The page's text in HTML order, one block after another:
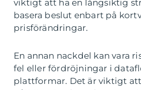
viktigt att ha en långsiktig
basera beslut enbart på
prisförändringar.
En annan nackdel kan vara
fel eller fördröjningar i
plattformar. Det är viktigt att